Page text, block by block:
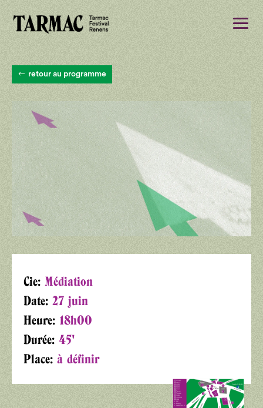
retour au programme
Cie: Médiation
Date: 27 juin
Heure: 18h00
Durée: 45'
Place: à définir